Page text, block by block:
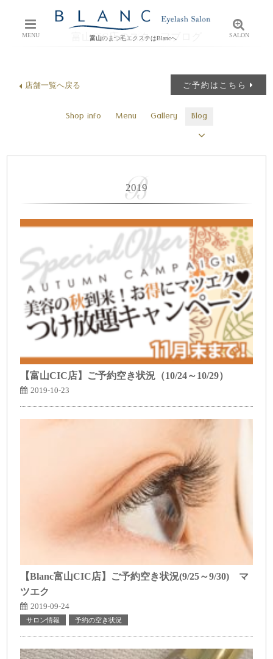
MENU 富山のまつ毛エクステはBlancへ SALON
富山CiC店のスタッフブログ
ご予約はこちら
店舗一覧へ戻る
Shop info Menu Gallery Blog
2019
【富山CIC店】ご予約空き状況（10/24～10/29）
2019-10-23
【Blanc富山CIC店】ご予約空き状況(9/25～9/30) マ
ツエク
2019-09-24
サロン情報 予約の空き状況